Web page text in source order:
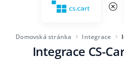
Produktový manažer
Velikost společnosti
Pro začínající e-commerce
Domovská stránka Integrace
Integrace CS-